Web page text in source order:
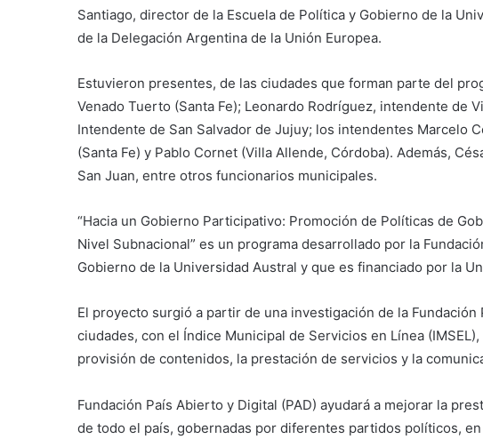
Santiago, director de la Escuela de Política y Gobierno de la
de la Delegación Argentina de la Unión Europea.
Estuvieron presentes, de las ciudades que forman parte del
Venado Tuerto (Santa Fe); Leonardo Rodríguez, intendente de
Intendente de San Salvador de Jujuy; los intendentes Marcelo
(Santa Fe) y Pablo Cornet (Villa Allende, Córdoba). Además,
San Juan, entre otros funcionarios municipales.
“Hacia un Gobierno Participativo: Promoción de Políticas de
Nivel Subnacional” es un programa desarrollado por la
Gobierno de la Universidad Austral y que es financiado por la
El proyecto surgió a partir de una investigación de la
ciudades, con el Índice Municipal de Servicios en Línea
provisión de contenidos, la prestación de servicios y la
Fundación País Abierto y Digital (PAD) ayudará a mejorar la
de todo el país, gobernadas por diferentes partidos políticos,